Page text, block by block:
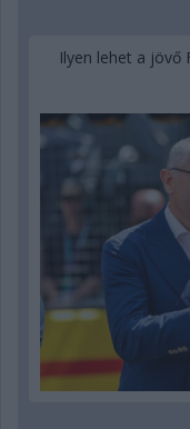
Ilyen lehet a jövő